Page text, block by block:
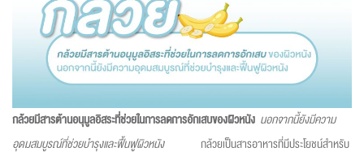
กล้วยมีสารต้านอนุมูลอิสระที่ช่วยในการลดการอักเสบของผิวหนัง นอกจากนี้ยังมีความ
อุดมสมบูรณ์ที่ช่วยบำรุงและฟื้นฟูผิวหนัง กล้วยเป็นสารอาหารที่มีประโยชน์สำหรับ